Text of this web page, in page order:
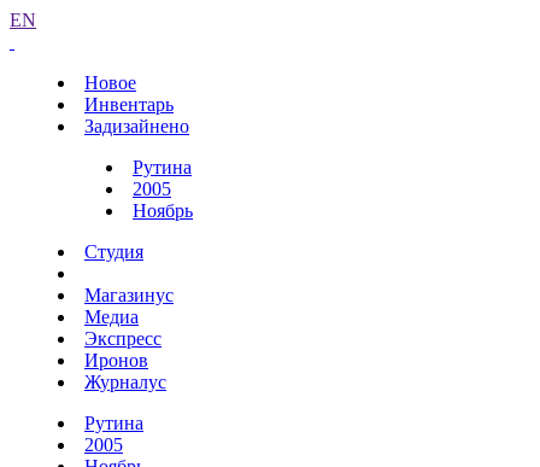
EN
Новое
Инвентарь
Задизайнено
Рутина
2005
Ноябрь
Студия
Магазинус
Медиа
Экспресс
Иронов
Журналус
Рутина
2005